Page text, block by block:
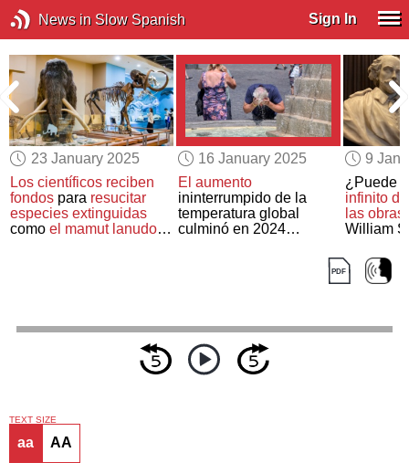
News in Slow Spanish Sign In
23 January 2025
Los científicos reciben
fondos para resucitar
especies extinguidas
comoel mamut lanudoy
16 January 2025
El aumento
ininterrumpido de la
temperatura global
culminó en 2024
9
¿Puede
infinito
las obras
William
TEXT SIZE
aa AA